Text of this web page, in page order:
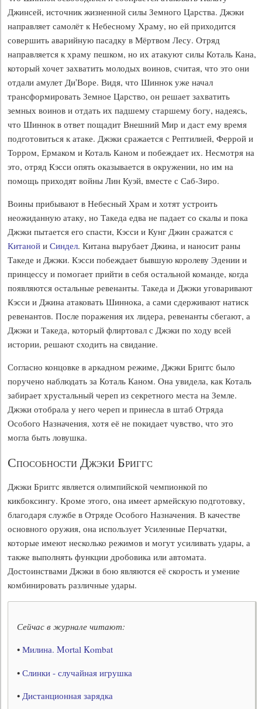
Джинсей, источник жизненной силы Земного Царства. Джэки
направляет самолёт к Небесному Храму, но ей приходится
совершить аварийную пасадку в Мёртвом Лесу. Отряд
направляется к храму пешком, но их атакуют силы Коталь Кана,
который хочет захватить молодых воинов, считая, что это они
отдали амулет Ди'Воре. Видя, что Шиннок уже начал
трансформировать Земное Царство, он решает захватить
земных воинов и отдать их падшему старшему богу, надеясь,
что Шиннок в ответ пощадит Внешний Мир и даст ему время
подготовиться к атаке. Джэки сражается с Рептилией, Феррой и
Торром, Ермаком и Коталь Каном и побеждает их. Несмотря на
это, отряд Кэсси опять оказывается в окружении, но им на
помощь приходят войны Лин Куэй, вместе с Саб-Зиро.
Воины прибывают в Небесный Храм и хотят устроить
неожиданную атаку, но Такеда едва не падает со скалы и пока
Джэки пытается его спасти, Кэсси и Кунг Джин сражатся с
Китаной иСиндел. Китана вырубает Джина, и наносит раны
Такеде и Джэки. Кэсси побеждает бывшую королеву Эдении и
принцессу и помогает прийти в себя остальной команде, когда
появляются остальные ревенанты. Такеда и Джэки уговаривают
Кэсси и Джина атаковать Шиннока, а сами сдерживают натиск
ревенантов. После поражения их лидера, ревенанты сбегают, а
Джэки и Такеда, который флиртовал с Джэки по ходу всей
истории, решают сходить на свидание.
Согласно концовке в аркадном режиме, Джэки Бриггс было
поручено наблюдать за Коталь Каном. Она увидела, как Коталь
забирает хрустальный череп из секретного места на Земле.
Джэки отобрала у него череп и принесла в штаб Отряда
Особого Назначения, хотя её не покидает чувство, что это
могла быть ловушка.
Способности Джэки Бриггс
Джэки Бриггс является олимпийской чемпионкой по
кикбоксингу. Кроме этого, она имеет армейскую подготовку,
благодаря службе в Отряде Особого Назначения. В качестве
основного оружия, она использует Усиленные Перчатки,
которые имеют несколько режимов и могут усиливать удары, а
также выполнять функции дробовика или автомата.
Достоинствами Джэки в бою являются её скорость и умение
комбинировать различные удары.
Сейчас в журнале читают:
•Милина. Mortal Kombat
•Слинки - случайная игрушка
• Дистанционная зарядка